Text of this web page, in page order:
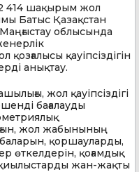
414 шақырым жол
Батыс Қазақстан
облысында
қауіпсіздігін
анықтау.
жол қауіпсіздігі
бағалауды
жол жабынының
қоршауларды,
өткелдерін, қоғамдық
жан-жақты